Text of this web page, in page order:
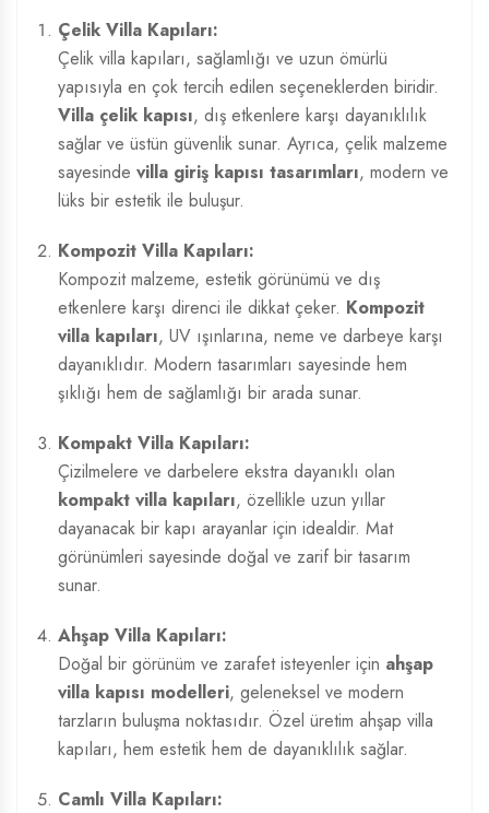
Çelik Villa Kapıları:
Çelik villa kapıları, sağlamlığı ve uzun ömürlü
yapısıyla en çok tercih edilen seçeneklerden biridir.
Villa çelik kapısı, dış etkenlere karşı dayanıklılık
sağlar ve üstün güvenlik sunar. Ayrıca, çelik malzeme
sayesinde villa giriş kapısı tasarımları, modern ve
lüks bir estetik ile buluşur.
Kompozit Villa Kapıları:
Kompozit malzeme, estetik görünümü ve dış
etkenlere karşı direnci ile dikkat çeker. Kompozit
villa kapıları, UV ışınlarına, neme ve darbeye karşı
dayanıklıdır. Modern tasarımları sayesinde hem
şıklığı hem de sağlamlığı bir arada sunar.
Kompakt Villa Kapıları:
Çizilmelere ve darbelere ekstra dayanıklı olan
kompakt villa kapıları, özellikle uzun yıllar
dayanacak bir kapı arayanlar için idealdir. Mat
görünümleri sayesinde doğal ve zarif bir tasarım
sunar.
Ahşap Villa Kapıları:
Doğal bir görünüm ve zarafet isteyenler için ahşap
villa kapısı modelleri, geleneksel ve modern
tarzların buluşma noktasıdır. Özel üretim ahşap villa
kapıları, hem estetik hem de dayanıklılık sağlar.
Camlı Villa Kapıları: